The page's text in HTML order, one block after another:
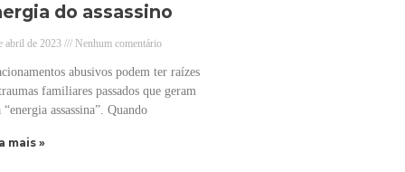
do assassino
abril de 2023 Nenhum comentário
abusivos podem ter raízes
familiares passados que geram
“energia assassina”. Quando
mais »